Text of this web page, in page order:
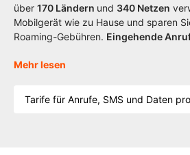
über 170 Ländern und 340 Netzen
Mobilgerät wie zu Hause und sparen
Roaming-Gebühren. Eingehende
Mehr lesen
Tarife für Anrufe, SMS und Daten